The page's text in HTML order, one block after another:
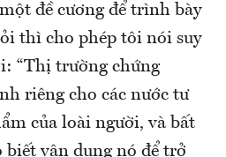
đề cương để trình bày
thì cho phép tôi nói suy
“Thị trường chứng
riêng cho các nước tư
của loài người, và bất
biết vận dụng nó để trở